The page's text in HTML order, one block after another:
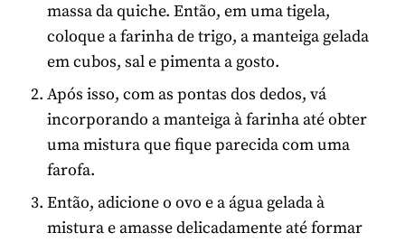
massa da quiche. Então, em uma tigela,
coloque a farinha de trigo, a manteiga gelada
em cubos, sal e pimenta a gosto.
Após isso, com as pontas dos dedos, vá
incorporando a manteiga à farinha até obter
uma mistura que fique parecida com uma
farofa.
Então, adicione o ovo e a água gelada à
mistura e amasse delicadamente até formar